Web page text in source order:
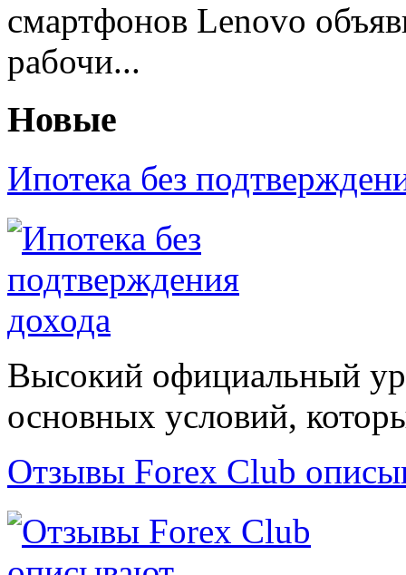
смартфонов Lenovo
рабочи...
Новые
Ипотека без
Высокий официальный
основных условий,
Отзывы Forex Сlub